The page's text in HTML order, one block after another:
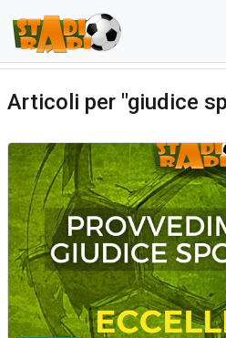
Articoli per "giudice